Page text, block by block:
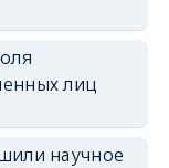
лиц
научное